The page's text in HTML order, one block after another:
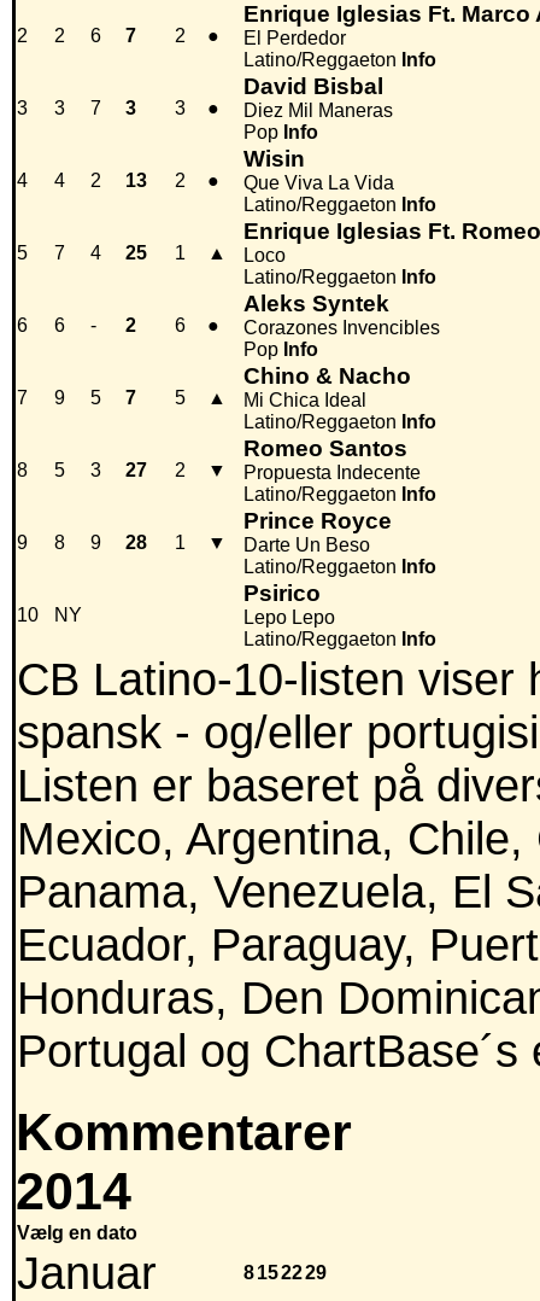
2 2 6 7 2 ●
Enrique Iglesias Ft.
El Perdedor
Latino/Reggaeton Info
3 3 7 3 3 ●
David Bisbal
Diez Mil Maneras
Pop Info
4 4 2 13 2 ●
Wisin
Que Viva La Vida
Latino/Reggaeton Info
5 7 4 25 1 ▲
Enrique Iglesias Ft.
Loco
Latino/Reggaeton Info
6 6 - 2 6 ●
Aleks Syntek
Corazones Invencibles
Pop Info
7 9 5 7 5 ▲
Chino & Nacho
Mi Chica Ideal
Latino/Reggaeton Info
8 5 3 27 2 ▼
Romeo Santos
Propuesta Indecente
Latino/Reggaeton Info
9 8 9 28 1 ▼
Prince Royce
Darte Un Beso
Latino/Reggaeton Info
10 NY
Psirico
Lepo Lepo
Latino/Reggaeton Info
CB Latino-10-listen viser
spansk - og/eller
Listen er baseret på
Mexico, Argentina,
Panama, Venezuela, El
Ecuador, Paraguay,
Honduras, Den
Portugal og ChartBase´s
Kommentarer
2014
Vælg en dato
Januar 8152229